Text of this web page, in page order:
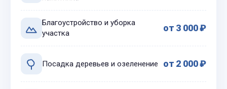
Благоустройство и уборка
участка
от 3 000 ₽
Посадка деревьев и озеленение от 2 000 ₽